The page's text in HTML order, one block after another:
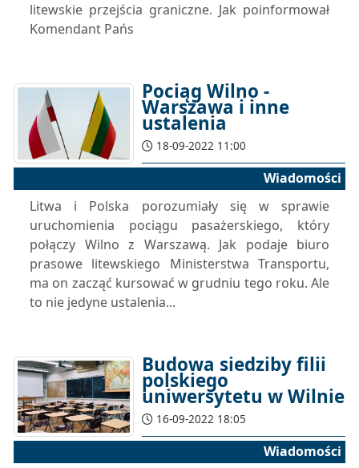
litewskie przejścia graniczne. Jak poinformował
Komendant Pańs
Pociąg Wilno -
Warszawa i inne
ustalenia
18-09-2022 11:00
Wiadomości
Litwa i Polska porozumiały się w sprawie
uruchomienia pociągu pasażerskiego, który
połączy Wilno z Warszawą. Jak podaje biuro
prasowe litewskiego Ministerstwa Transportu,
ma on zacząć kursować w grudniu tego roku. Ale
to nie jedyne ustalenia...
Budowa siedziby filii
polskiego
uniwersytetu w Wilnie
16-09-2022 18:05
Wiadomości